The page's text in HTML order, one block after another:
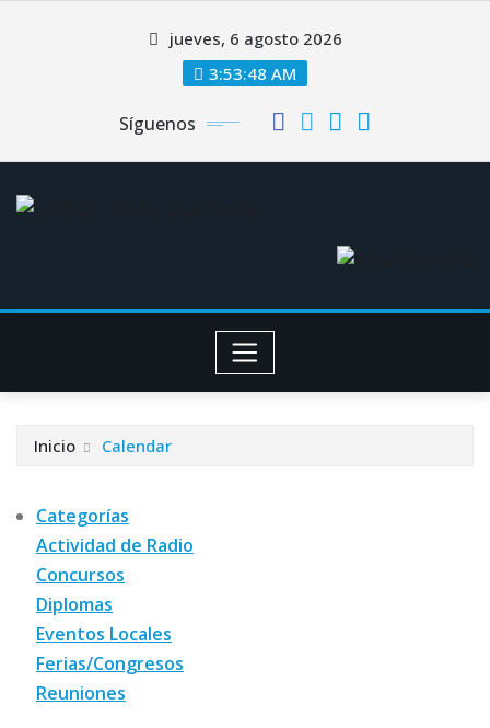
jueves, 6 agosto 2026
3:53:48 AM
Síguenos
Inicio Calendar
Categorías
Actividad de Radio
Concursos
Diplomas
Eventos Locales
Ferias/Congresos
Reuniones